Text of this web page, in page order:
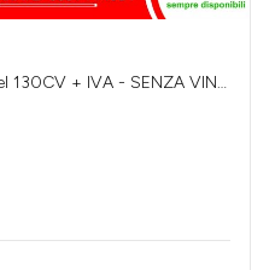
130CV + IVA - SENZA VINC